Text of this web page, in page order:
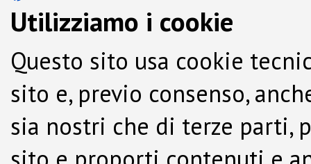
Utilizziamo i cookie
Questo sito usa cookie
sito e, previo consenso,
sia nostri che di terze parti,